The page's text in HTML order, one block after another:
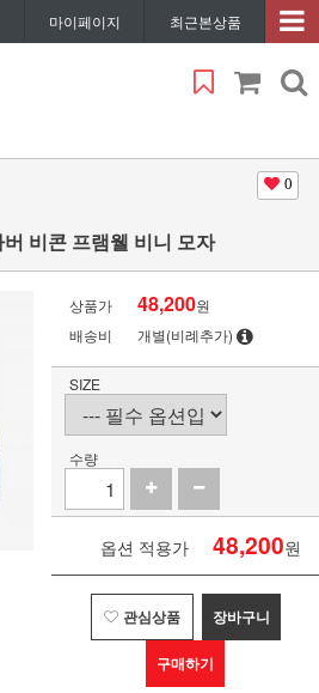
마이페이지 최근본상품
0
비콘 프램웰 비니 모자
상품가 48,200원
배송비
개별(비례추가)
SIZE
수량
옵션 적용가 48,200원
관심상품 장바구니
구매하기